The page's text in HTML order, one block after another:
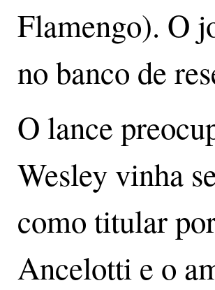
Flamengo). O
no banco de
O lance
Wesley vinha
como titular
Ancelotti e o